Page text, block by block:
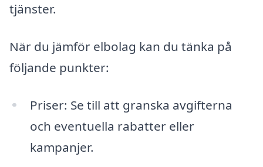
tjänster.
När du jämför elbolag kan du tänka på
följande punkter:
Priser: Se till att granska avgifterna
och eventuella rabatter eller
kampanjer.